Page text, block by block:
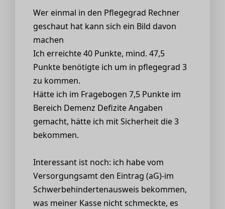
Wer einmal in den Pflegegrad Rechner
geschaut hat kann sich ein Bild davon
machen
Ich erreichte 40 Punkte, mind. 47,5
Punkte benötigte ich um in pflegegrad 3
zu kommen.
Hätte ich im Fragebogen 7,5 Punkte im
Bereich Demenz Defizite Angaben
gemacht, hätte ich mit Sicherheit die 3
bekommen.
Interessant ist noch: ich habe vom
Versorgungsamt den Eintrag (aG)-im
Schwerbehindertenausweis bekommen,
was meiner Kasse nicht schmeckte, es